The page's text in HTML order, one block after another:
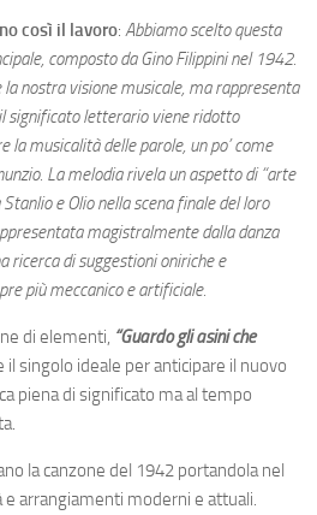
così il lavoro: Abbiamo scelto questa
composto da Gino Filippini nel 1942.
nostra visione musicale, ma rappresenta
significato letterario viene ridotto
la musicalità delle parole, un po’ come
La melodia rivela un aspetto di “arte
e Olio nella scena finale del loro
magistralmente dalla danza
ricerca di suggestioni oniriche e
più meccanico e artificiale.
di elementi, “Guardo gli asini che
singolo ideale per anticipare il nuovo
piena di significato ma al tempo
la canzone del 1942 portandola nel
arrangiamenti moderni e attuali.